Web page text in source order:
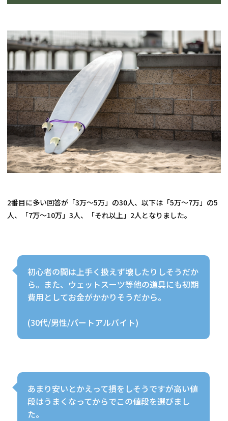
2番目に多い回答が「3万～5万」の30人、以下は「5万～7万」の5
人、「7万～10万」3人、「それ以上」2人となりました。
初心者の間は上手く扱えず壊したりしそうだか
ら。また、ウェットスーツ等他の道具にも初期
費用としてお金がかかりそうだから。
(30代/男性/パートアルバイト)
あまり安いとかえって損をしそうですが高い値
段はうまくなってからでこの値段を選びまし
た。